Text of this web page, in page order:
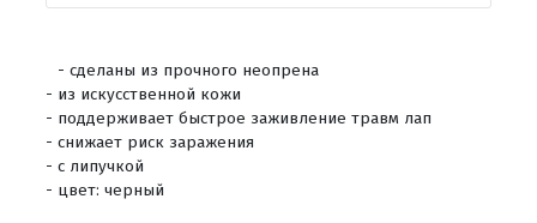
- сделаны из прочного неопрена
- из искусственной кожи
- поддерживает быстрое заживление травм лап
- снижает риск заражения
- с липучкой
- цвет: черный